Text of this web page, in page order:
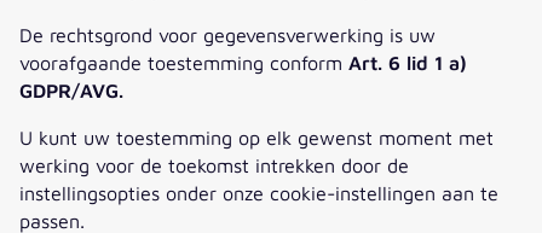
De rechtsgrond voor gegevensverwerking is uw
voorafgaande toestemming conform Art. 6 lid 1 a)
GDPR/AVG.
U kunt uw toestemming op elk gewenst moment met
werking voor de toekomst intrekken door de
instellingsopties onder onze cookie-instellingen aan te
passen.